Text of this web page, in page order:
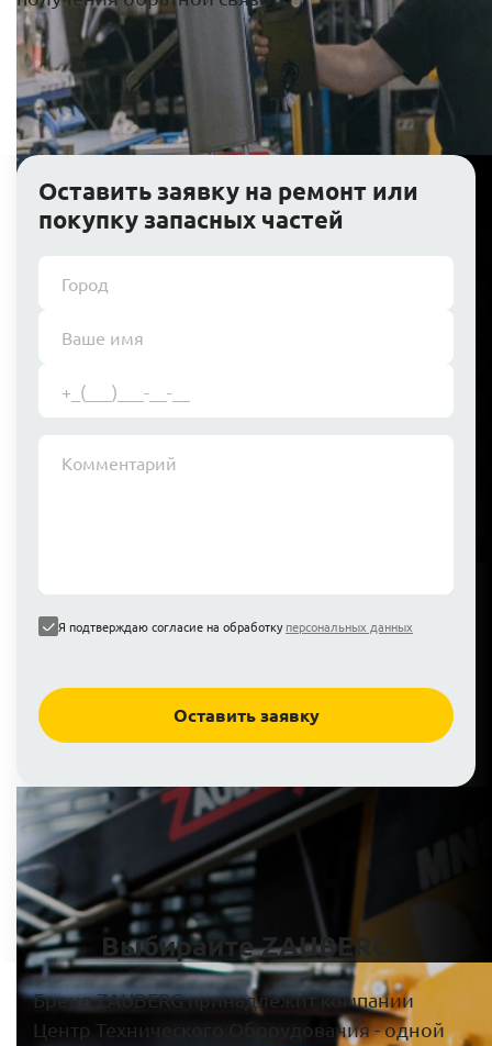
Оставить заявку на ремонт или
покупку запасных частей
Я подтверждаю согласие на обработкуперсональных данных
Оставить заявку
Выбирайте ZAUBERG
Бренд ZAUBERG принадлежит компании
Центр Технического Оборудования - одной